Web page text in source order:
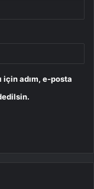
için adım, e-posta